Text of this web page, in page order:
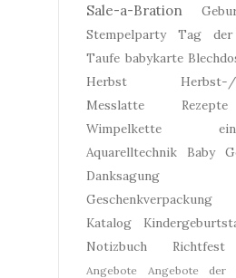
Sale-a-Bration
Stempelparty
Tag
Taufe babykarte
Herbst
Messlatte
Rezepte
Wimpelkette
Aquarelltechnik
Baby
Danksagung
Geschenkverpackung
Katalog
Notizbuch
Richtfest
Angebote Angebote der